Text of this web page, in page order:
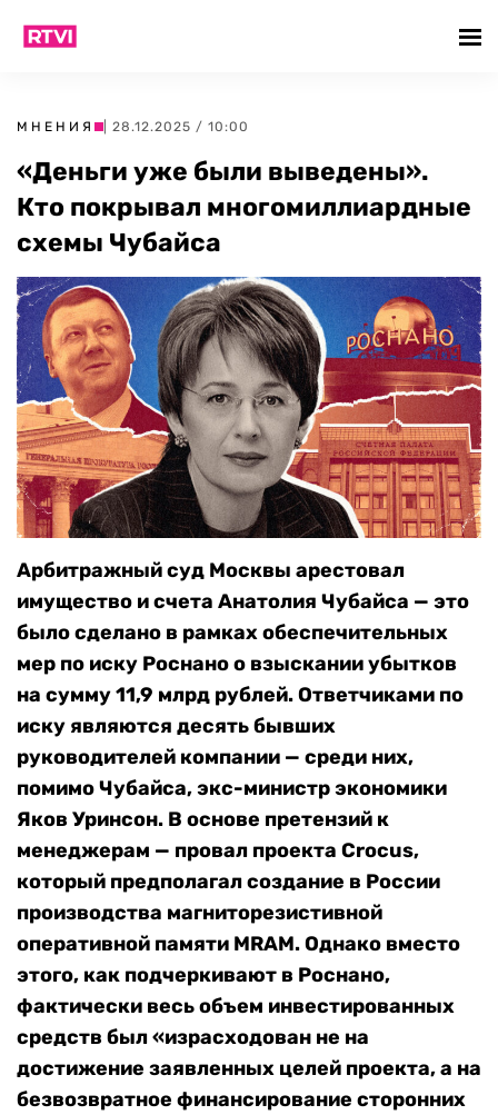
МНЕНИЯ | 28.12.2025 / 10:00
«Деньги уже были выведены».
Кто покрывал многомиллиардные
схемы Чубайса
Арбитражный суд Москвы арестовал
имущество и счета Анатолия Чубайса — это
было сделано в рамках обеспечительных
мер по иску Роснано о взыскании убытков
на сумму 11,9 млрд рублей. Ответчиками по
иску являются десять бывших
руководителей компании — среди них,
помимо Чубайса, экс-министр экономики
Яков Уринсон. В основе претензий к
менеджерам — провал проекта Crocus,
который предполагал создание в России
производства магниторезистивной
оперативной памяти MRAM. Однако вместо
этого, как подчеркивают в Роснано,
фактически весь объем инвестированных
средств был «израсходован не на
достижение заявленных целей проекта, а на
безвозвратное финансирование сторонних